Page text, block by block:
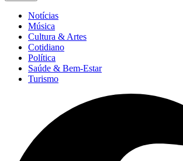
Notícias
Música
Cultura & Artes
Cotidiano
Política
Saúde & Bem-Estar
Turismo